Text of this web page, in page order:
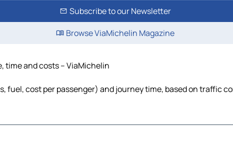
Subscribe to our Newsletter
Browse ViaMichelin Magazine
time and costs – ViaMichelin
fuel, cost per passenger) and journey time, based on traffic